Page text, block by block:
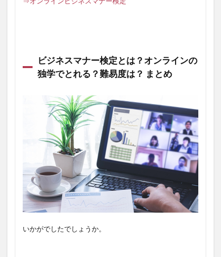
ビジネスマナー検定とは？オンラインの
独学でとれる？難易度は？ まとめ
いかがでしたでしょうか。